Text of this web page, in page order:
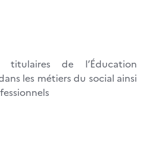
titulaires de l’Éducation
les métiers du social ainsi